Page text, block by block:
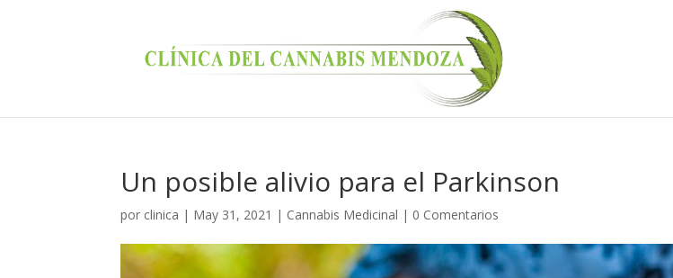
Un posible alivio para el Parkinson
por clinica | May 31, 2021 | Cannabis Medicinal | 0 Comentarios